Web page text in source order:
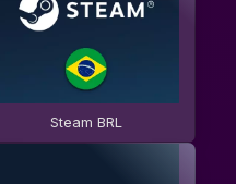
Steam BRL